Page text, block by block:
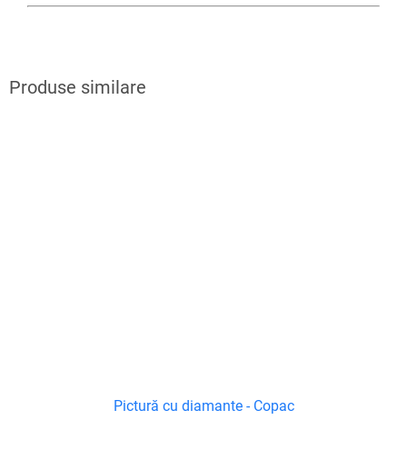
Pictură cu diamante - Copac